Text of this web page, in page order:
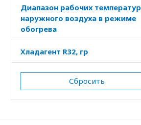
Диапазон рабочих температур
наружного воздуха в режиме
обогрева
Хладагент R32, гр
Сбросить